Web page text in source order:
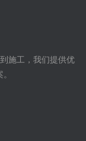
施工，我们提供优